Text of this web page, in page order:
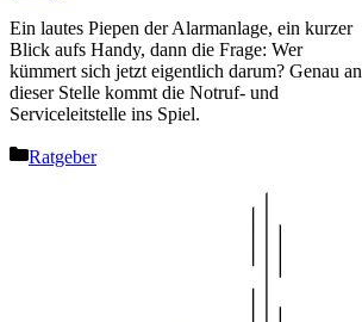
Ein lautes Piepen der Alarmanlage, ein kurzer
Blick aufs Handy, dann die Frage: Wer
kümmert sich jetzt eigentlich darum? Genau an
dieser Stelle kommt die Notruf- und
Serviceleitstelle ins Spiel.
Kategorien
Ratgeber